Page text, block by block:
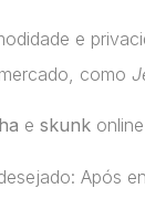
e
como
e skunk
Após